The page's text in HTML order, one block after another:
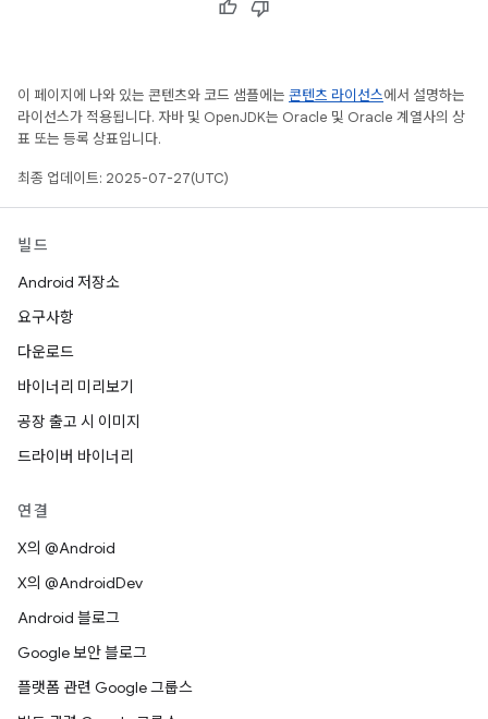
이 페이지에 나와 있는 콘텐츠와 코드 샘플에는 콘텐츠 라이선스에서 설명하는
라이선스가 적용됩니다. 자바 및 OpenJDK는 Oracle 및 Oracle 계열사의 상
표 또는 등록 상표입니다.
최종 업데이트: 2025-07-27(UTC)
빌드
Android 저장소
요구사항
다운로드
바이너리 미리보기
공장 출고 시 이미지
드라이버 바이너리
연결
X의 @Android
X의 @AndroidDev
Android 블로그
Google 보안 블로그
플랫폼 관련 Google 그룹스